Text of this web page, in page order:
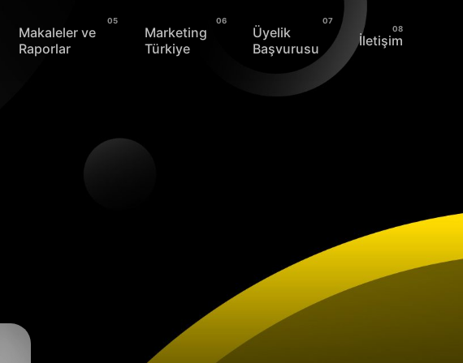
Makaleler ve
Raporlar
Marketing
Türkiye
Üyelik
Başvurusu
İletişim